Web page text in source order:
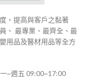
，提高與客戶之黏著
、 最專業、最齊全、最
用品及醫材用品等全方
~週五 09:00~17:00